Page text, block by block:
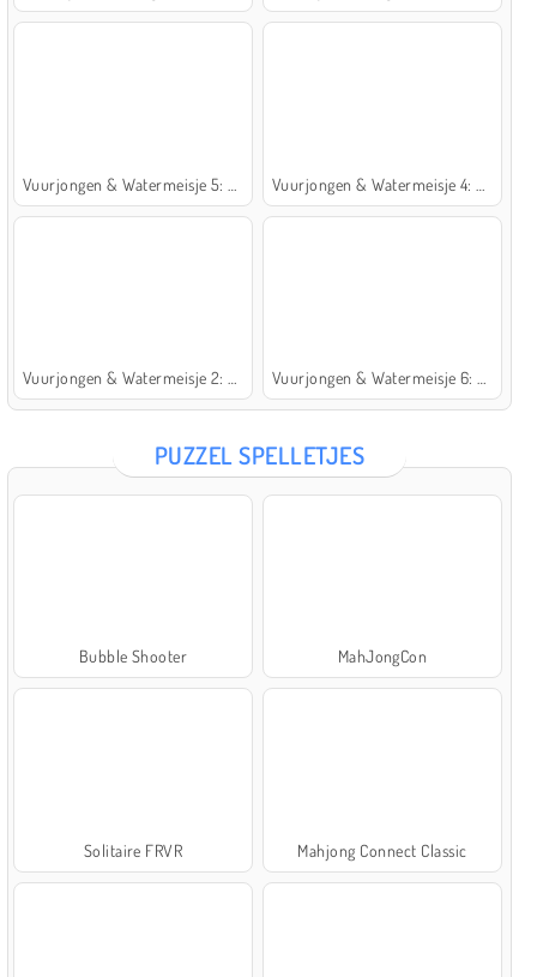
PUZZEL SPELLETJES
Bubble Shooter MahJongCon
Solitaire FRVR Mahjong Connect Classic